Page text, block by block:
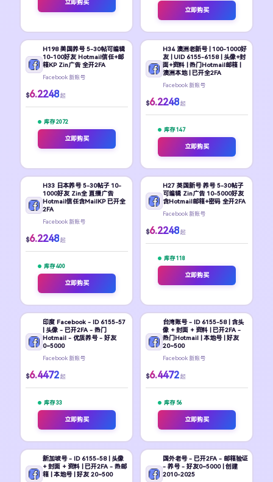
立即购买
立即购买
H198 美国养号 5-30帖可编辑
10-100好友 Hotmail信任+邮
箱KP Zin广告 全开2FA
Facebook 新账号
$6.2248 起
库存 2072
立即购买
H34 澳洲老新号 | 100-1000好
友 | UID 6155-6158 | 头像+封
面+资料 | 热门Hotmail邮箱 |
澳洲本地 | 已开全2FA
Facebook 新账号
$6.2248 起
库存 147
立即购买
H33 日本养号 5-30帖子 10-
1000好友 Zin全 直播广告
Hotmail信任含MailKP 已开全
2FA
Facebook 新账号
$6.2248 起
库存 400
立即购买
H27 英国新号 养号 5-30帖子
可编辑 Zin广告 10-5000好友
含Hotmail邮箱+密码 全开2FA
Facebook 新账号
$6.2248 起
库存 118
立即购买
印度 Facebook - ID 6155-57
| 头像 - 已开2FA - 热门
Hotmail - 优质养号 - 好友
0~5000
Facebook 新账号
$6.4472 起
库存 33
立即购买
台湾账号 - ID 6155-58 | 含头
像 + 封面 + 资料 | 已开2FA -
热门Hotmail | 本地号 | 好友
20~500
Facebook 新账号
$6.4472 起
库存 56
立即购买
新加坡号 - ID 6155-58 | 头像
+ 封面 + 资料 | 已开2FA - 热邮
箱 | 本地号 | 好友 20~500
国外老号 - 已开2FA - 邮箱验证
- 养号 - 好友0~5000 | 创建
2010-2025